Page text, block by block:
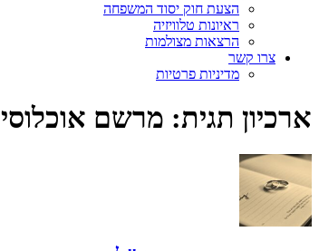
הצעת חוק יסוד המשפחה
ראיונות טלוויזיה
הרצאות מצולמות
צרו קשר
מדיניות פרטיות
ארכיון תגית: מרשם